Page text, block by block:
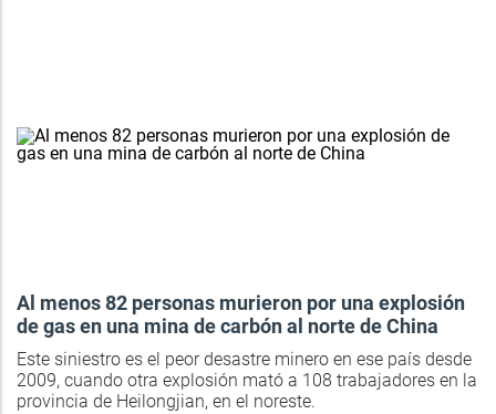
Al menos 82 personas murieron por una explosión
de gas en una mina de carbón al norte de China
Este siniestro es el peor desastre minero en ese país desde
2009, cuando otra explosión mató a 108 trabajadores en la
provincia de Heilongjian, en el noreste.